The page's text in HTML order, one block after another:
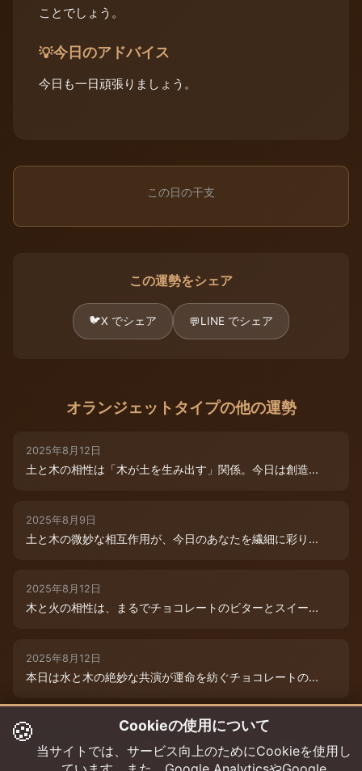
ことでしょう。
💡今日のアドバイス
今日も一日頑張りましょう。
この日の干支
この運勢をシェア
🐦X でシェア 💬LINE でシェア
オランジェットタイプの他の運勢
2025年8月12日
土と木の相性は「木が土を生み出す」関係。今日は創造...
2025年8月9日
土と木の微妙な相互作用が、今日のあなたを繊細に彩り...
2025年8月12日
木と火の相性は、まるでチョコレートのビターとスイー...
2025年8月12日
本日は水と木の絶妙な共演が運命を紡ぐチョコレートの...
2025年8月12日
本日は、燃えるような情熱と成長のエネルギーが交差す...
🍪 Cookieの使用について
当サイトでは、サービス向上のためにCookieを使用し